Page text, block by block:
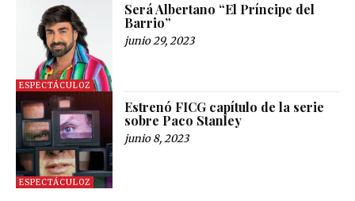
ESPECTÁCULOZ
Será Albertano “El Príncipe del
Barrio”
junio 29, 2023
ESPECTÁCULOZ
Estrenó FICG capítulo de la serie
sobre Paco Stanley
junio 8, 2023